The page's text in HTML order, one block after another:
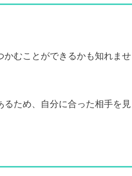
かむことができるかも知れませ
ため、自分に合った相手を見